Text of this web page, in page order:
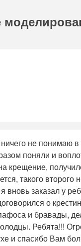
не понимаю
поняли и
крещение,
такого второго
вновь заказал у
о
и бравады,
Ребята!!!
и спасибо Вам